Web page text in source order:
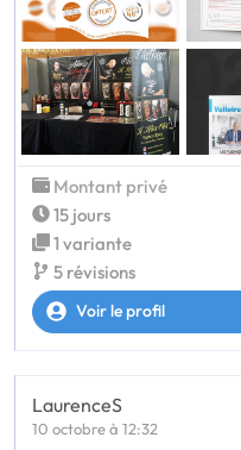
Montant privé
15 jours
1 variante
5 révisions
Voir le profil
LaurenceS
10 octobre à 12:32